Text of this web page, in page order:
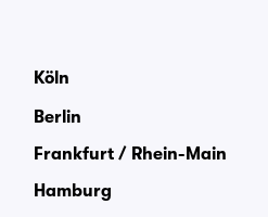
Köln
Berlin
Frankfurt / Rhein-Main
Hamburg